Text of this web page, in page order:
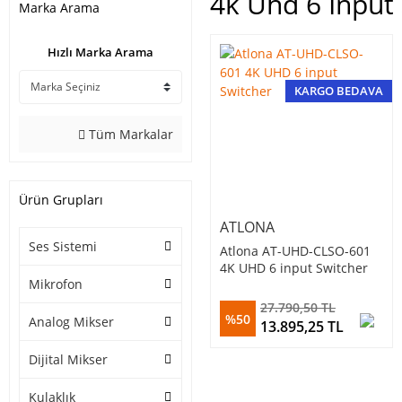
Marka Arama
Hızlı Marka Arama
Tüm Markalar
Ürün Grupları
Ses Sistemi
Mikrofon
Analog Mikser
Dijital Mikser
Kulaklık
KARGO BEDAVA
ATLONA
Atlona AT-UHD-CLSO-601
4K UHD 6 input Switcher
%50
27.790,50 TL
13.895,25 TL